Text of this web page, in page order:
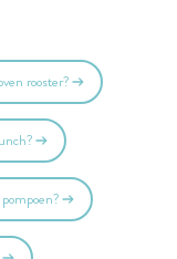
rooster?